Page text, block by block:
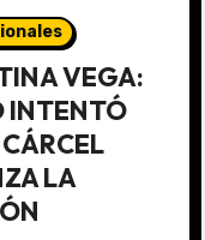
VEGA:
INTENTÓ
LA